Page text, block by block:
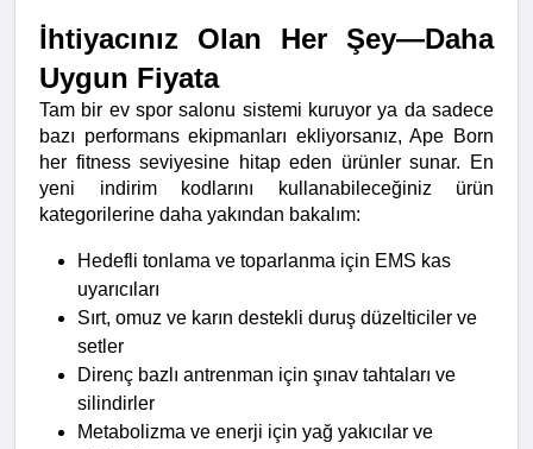
İhtiyacınız Olan Her Şey—Daha
Uygun Fiyata
Tam bir ev spor salonu sistemi kuruyor ya da sadece
bazı performans ekipmanları ekliyorsanız, Ape Born
her fitness seviyesine hitap eden ürünler sunar. En
yeni indirim kodlarını kullanabileceğiniz ürün
kategorilerine daha yakından bakalım:
Hedefli tonlama ve toparlanma için EMS kas
uyarıcıları
Sırt, omuz ve karın destekli duruş düzelticiler ve
setler
Direnç bazlı antrenman için şınav tahtaları ve
silindirler
Metabolizma ve enerji için yağ yakıcılar ve